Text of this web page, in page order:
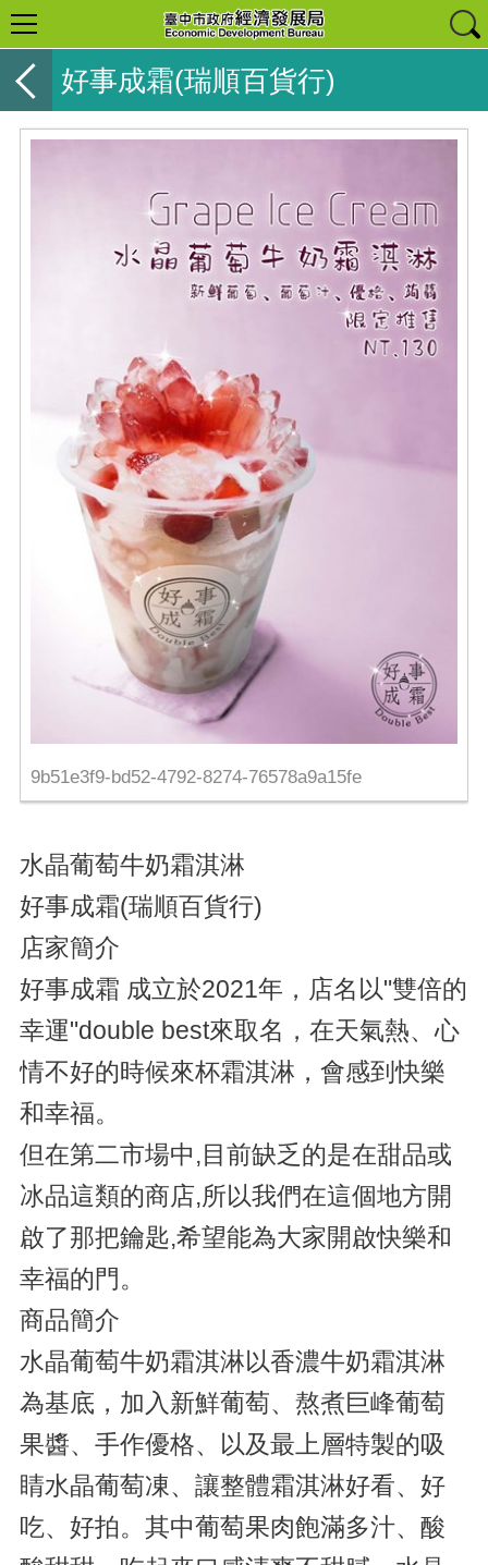
好事成霜(瑞順百貨行)
9b51e3f9-bd52-4792-8274-76578a9a15fe
水晶葡萄牛奶霜淇淋
好事成霜(瑞順百貨行)
店家簡介
好事成霜 成立於2021年，店名以"雙倍的
幸運"double best來取名，在天氣熱、心
情不好的時候來杯霜淇淋，會感到快樂
和幸福。
但在第二市場中,目前缺乏的是在甜品或
冰品這類的商店,所以我們在這個地方開
啟了那把鑰匙,希望能為大家開啟快樂和
幸福的門。
商品簡介
水晶葡萄牛奶霜淇淋以香濃牛奶霜淇淋
為基底，加入新鮮葡萄、熬煮巨峰葡萄
果醬、手作優格、以及最上層特製的吸
睛水晶葡萄凍、讓整體霜淇淋好看、好
吃、好拍。其中葡萄果肉飽滿多汁、酸